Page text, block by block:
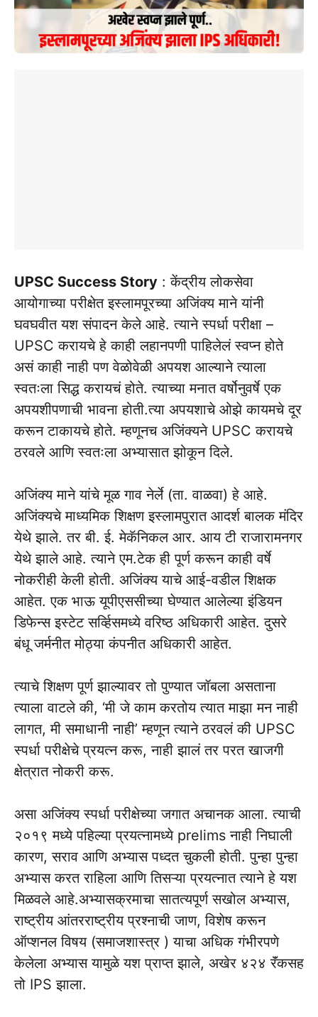
UPSC Success Story : केंद्रीय लोकसेवा
आयोगाच्या परीक्षेत इस्लामपूरच्या अजिंक्य माने यांनी
घवघवीत यश संपादन केले आहे. त्याने स्पर्धा परीक्षा –
UPSC करायचे हे काही लहानपणी पाहिलेलं स्वप्न होते
असं काही नाही पण वेळोवेळी अपयश आल्याने त्याला
स्वतःला सिद्ध करायचं होते. त्याच्या मनात वर्षोनुवर्षे एक
अपयशीपणाची भावना होती.त्या अपयशाचे ओझे कायमचे दूर
करून टाकायचे होते. म्हणूनच अजिंक्यने UPSC करायचे
ठरवले आणि स्वतःला अभ्यासात झोकून दिले.
अजिंक्य माने यांचे मूळ गाव नेर्ले (ता. वाळवा) हे आहे.
अजिंक्यचे माध्यमिक शिक्षण इस्लामपुरात आदर्श बालक मंदिर
येथे झाले. तर बी. ई. मेकॅनिकल आर. आय टी राजारामनगर
येथे झाले आहे. त्याने एम.टेक ही पूर्ण करून काही वर्षे
नोकरीही केली होती. अजिंक्य याचे आई-वडील शिक्षक
आहेत. एक भाऊ यूपीएससीच्या घेण्यात आलेल्या इंडियन
डिफेन्स इस्टेट सर्व्हिसमध्ये वरिष्ठ अधिकारी आहेत. दुसरे
बंधू जर्मनीत मोठ्या कंपनीत अधिकारी आहेत.
त्याचे शिक्षण पूर्ण झाल्यावर तो पुण्यात जॉबला असताना
त्याला वाटले की, ‘मी जे काम करतोय त्यात माझा मन नाही
लागत, मी समाधानी नाही’ म्हणून त्याने ठरवलं की UPSC
स्पर्धा परीक्षेचे प्रयत्न करू, नाही झालं तर परत खाजगी
क्षेत्रात नोकरी करू.
असा अजिंक्य स्पर्धा परीक्षेच्या जगात अचानक आला. त्याची
२०१९ मध्ये पहिल्या प्रयत्नामध्ये prelims नाही निघाली
कारण, सराव आणि अभ्यास पध्दत चुकली होती. पुन्हा पुन्हा
अभ्यास करत राहिला आणि तिसऱ्या प्रयत्नात त्याने हे यश
मिळवले आहे.अभ्यासक्रमाचा सातत्यपूर्ण सखोल अभ्यास,
राष्ट्रीय आंतरराष्ट्रीय प्रश्नाची जाण, विशेष करून
ऑप्शनल विषय (समाजशास्त्र ) याचा अधिक गंभीरपणे
केलेला अभ्यास यामुळे यश प्राप्त झाले, अखेर ४२४ रॅंकसह
तो IPS झाला.